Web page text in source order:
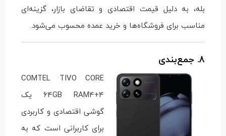
بله، به دلیل قیمت اقتصادی و تقاضای بازار، گزینه‌ای
مناسب برای فروشگاه‌ها و خرید عمده محسوب می‌شود.
8. جمع‌بندی
COMTEL TIVO CORE
64GB RAM4+4 یک
گوشی اقتصادی و کاربردی
برای کاربرانی است که به